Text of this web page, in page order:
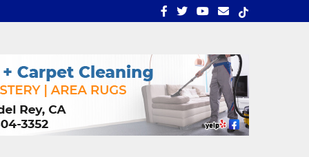
TIGRES DEL NORTE, LILA... LOS SOLICITANTES DE